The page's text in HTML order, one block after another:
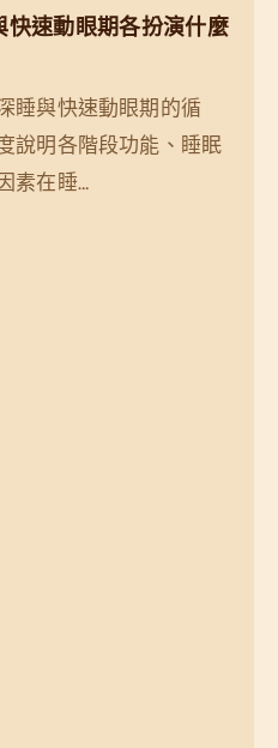
速動眼期各扮演什麼
睡與快速動眼期的循
說明各階段功能、睡眠
素在睡…